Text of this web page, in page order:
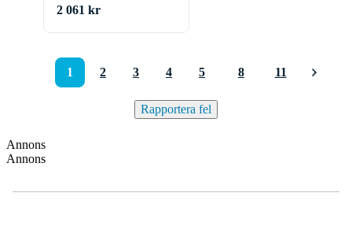
2 061 kr
1 2 3 4 5 8 11
Rapportera fel
Annons
Annons